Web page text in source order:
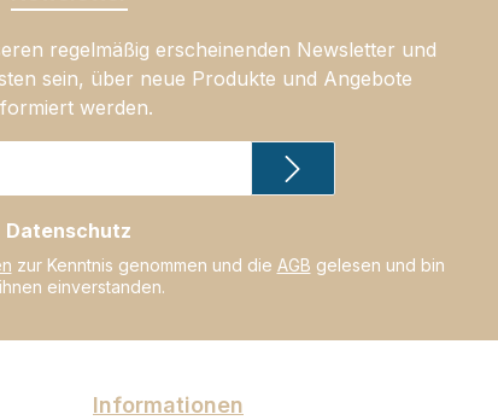
regelmäßig erscheinenden Newsletter und
sein, über neue Produkte und Angebote
werden.
Datenschutz
zur Kenntnis genommen und die AGB gelesen und bin
einverstanden.
Informationen